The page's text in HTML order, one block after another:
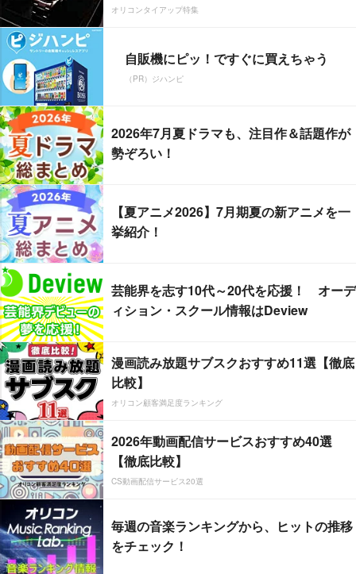
オリコンタイアップ特集
自販機にピッ！ですぐに買えちゃう
（PR）ジハンピ
2026年7月夏ドラマも、注目作＆話題作が
勢ぞろい！
【夏アニメ2026】7月期夏の新アニメを一
挙紹介！
芸能界を志す10代～20代を応援！ オーデ
ィション・スクール情報はDeview
漫画読み放題サブスクおすすめ11選【徹底
比較】
オリコン顧客満足度ランキング
2026年動画配信サービスおすすめ40選
【徹底比較】
CS動画配信サービス20選
毎週の音楽ランキングから、ヒットの推移
をチェック！